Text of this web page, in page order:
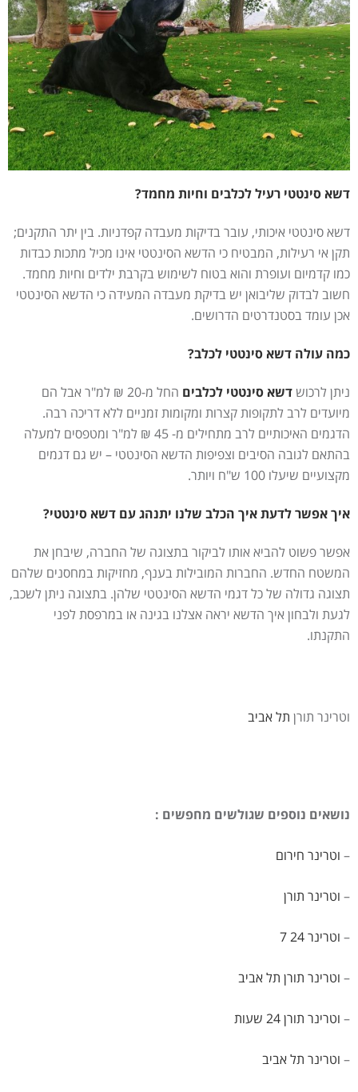
דשא סינטטי רעיל לכלבים וחיות מחמד?
דשא סינטטי איכותי, עובר בדיקות מעבדה קפדניות. בין יתר התקנים;
תקן אי רעילות, המבטיח כי הדשא הסינטטי אינו מכיל מתכות כבדות
כמו קדמיום ועופרת והוא בטוח לשימוש בקרבת ילדים וחיות מחמד.
חשוב לבדוק שליבואן יש בדיקת מעבדה המעידה כי הדשא הסינטטי
אכן עומד בסטנדרטים הדרושים.
כמה עולה דשא סינטטי לכלב?
ניתן לרכוש דשא סינטטי לכלבים
החל מ-20 ₪ למ"ר אבל הם
מיועדים לרב לתקופות קצרות ומקומות זמניים ללא דריכה רבה.
הדגמים האיכותיים לרב מתחילים מ- 45 ₪ למ"ר ומטפסים למעלה
בהתאם לגובה הסיבים וצפיפות הדשא הסינטטי – יש גם דגמים
מקצועיים שיעלו 100 ש"ח ויותר.
איך אפשר לדעת איך הכלב שלנו יתנהג עם דשא סינטטי?
אפשר פשוט להביא אותו לביקור בתצוגה של החברה, שיבחן את
המשטח החדש. החברות המובילות בענף, מחזיקות במחסנים שלהם
תצוגה גדולה של כל דגמי הדשא הסינטטי שלהן. בתצוגה ניתן לשכב,
לגעת ולבחון איך הדשא יראה אצלנו בגינה או במרפסת לפני
התקנתו.
וטרינר תורן תל אביב
נושאים נוספים שגולשים מחפשים :
– וטרינר חירום
– וטרינר תורן
– וטרינר 24 7
– וטרינר תורן תל אביב
– וטרינר תורן 24 שעות
– וטרינר תל אביב